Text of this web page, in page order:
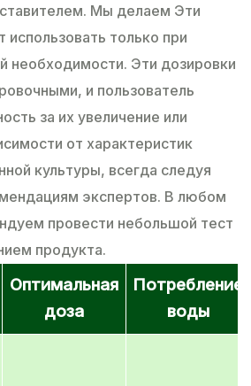
Mы делаем Эти
использовать только при
необходимости. Эти дозировки
и пользователь
за их увеличение или
от характеристик
культуры, всегда следуя
экспертов. В любом
провести небольшой тест
продукта.
Оптимальная
доза
Потребление
воды